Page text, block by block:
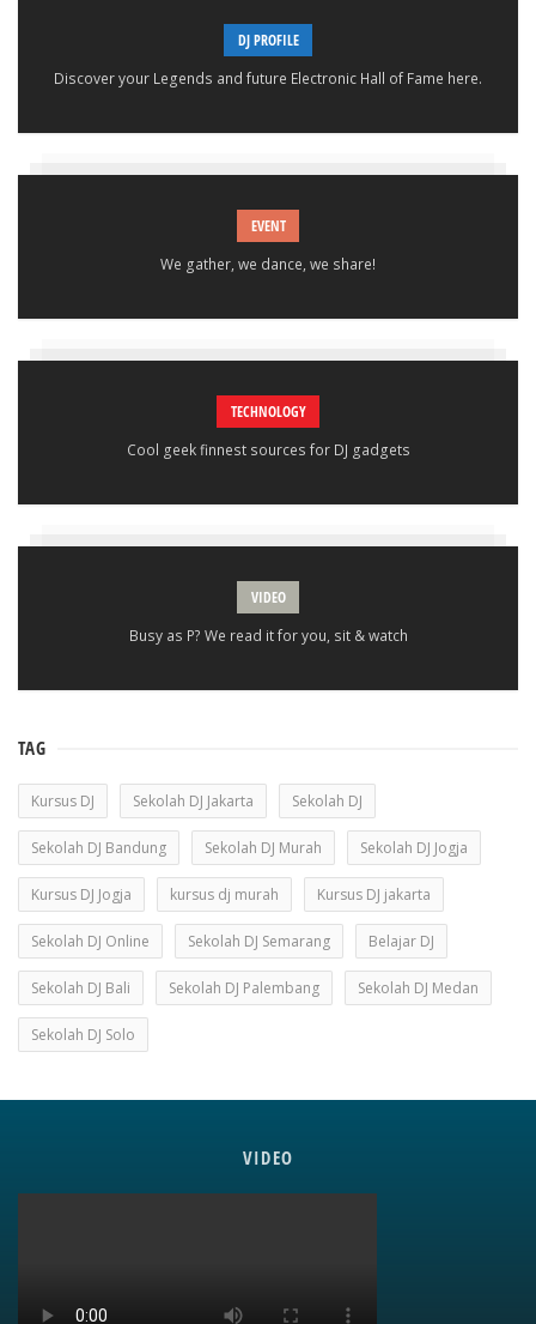
DJ PROFILE
Discover your Legends and future Electronic Hall of Fame here.
EVENT
We gather, we dance, we share!
TECHNOLOGY
Cool geek finnest sources for DJ gadgets
VIDEO
Busy as P? We read it for you, sit & watch
TAG
Kursus DJ Sekolah DJ Jakarta Sekolah DJ
Sekolah DJ Bandung Sekolah DJ Murah Sekolah DJ Jogja
Kursus DJ Jogja kursus dj murah Kursus DJ jakarta
Sekolah DJ Online Sekolah DJ Semarang Belajar DJ
Sekolah DJ Bali Sekolah DJ Palembang Sekolah DJ Medan
Sekolah DJ Solo
VIDEO